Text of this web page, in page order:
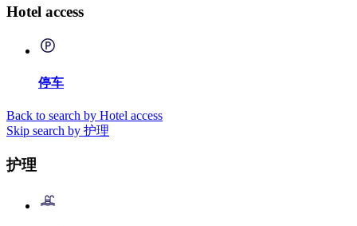
Hotel access
停车
Back to search by Hotel access
Skip search by 护理
护理